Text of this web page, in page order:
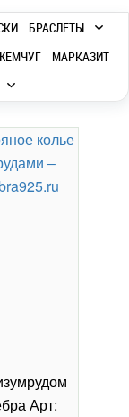
БРАСЛЕТЫ
МАРКАЗИТ
Арт: